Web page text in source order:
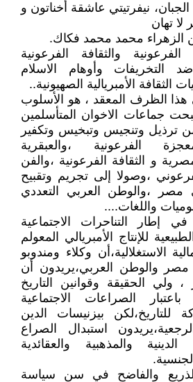
نيفرتيتي عاشقة أخناتون و
لا تهان
الزهراء محمد محمد فكاك.
والثقافة الفرعونية
التخريفات وأوهام الاسلام
الثقافة الأمبريالية الصهيونية..
الظرف المعقد ، هو الأسلوب
جماعات الاخوان المتأسلمين
ترذيل وتنجيس وتبخيس وتكفير
الفرعونية ،والعبقرية
و الثقافة الفرعونية ،والفن
،وصولا إلى تجريم وتقبيح
،والوطن العربي التعددي
واللغات....
إطار التناحرات الاجتماعية
للإنتاج الأمبريالي المعولم
الاستغلالية،أن وكلاء ومندوبو
مصر والوطن العربي،يريدون أن
ولي الحقيقة وقوانين التاريخ
باعتبار الصراعات الاجتماعية
للتاريخ،لكن بيزنيسات الدين
استبدال الصراع
والمذهبية والعقائدية
والفاضح في سن سياسة